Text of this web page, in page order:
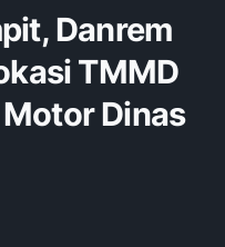
Danrem
TMMD
Dinas